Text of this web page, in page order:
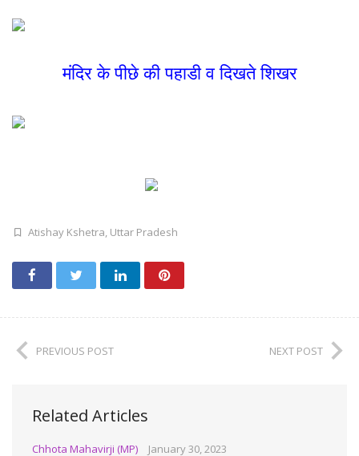
मंदिर के पीछे की पहाडी व दिखते शिखर
Atishay Kshetra Uttar Pradesh
PREVIOUS POST NEXT POST
Related Articles
Chhota Mahavirji (MP) January 30, 2023